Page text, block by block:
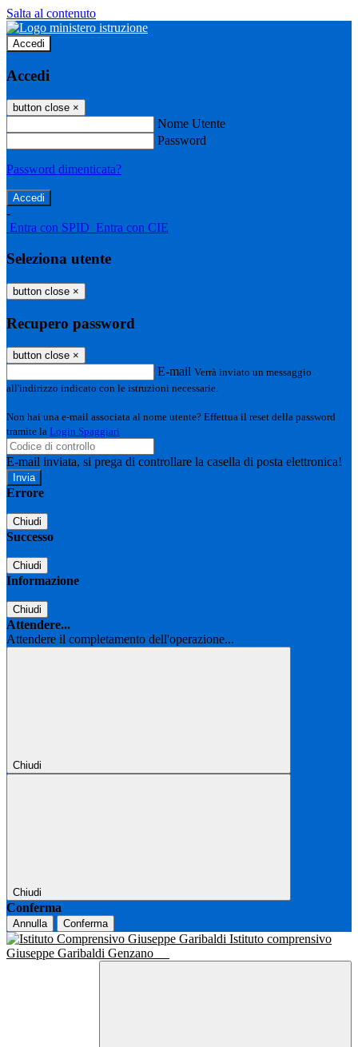
Salta al contenuto
Accedi
Accedi
button close ×
Nome Utente
Password
Password dimenticata?
-
Entra con SPID Entra con CIE
Seleziona utente
button close ×
Recupero password
button close ×
E-mail Verrà inviato un messaggio
all'indirizzo indicato con le istruzioni necessarie.
Non hai una e-mail associata al nome utente? Effettua il reset della password
tramite la Login Spaggiari
E-mail inviata, si prega di controllare la casella di posta elettronica!
Errore
Chiudi
Successo
Chiudi
Informazione
Chiudi
Attendere...
Attendere il completamento dell'operazione...
Chiudi
Chiudi
Conferma
Annulla Conferma
Istituto comprensivo
Giuseppe Garibaldi Genzano